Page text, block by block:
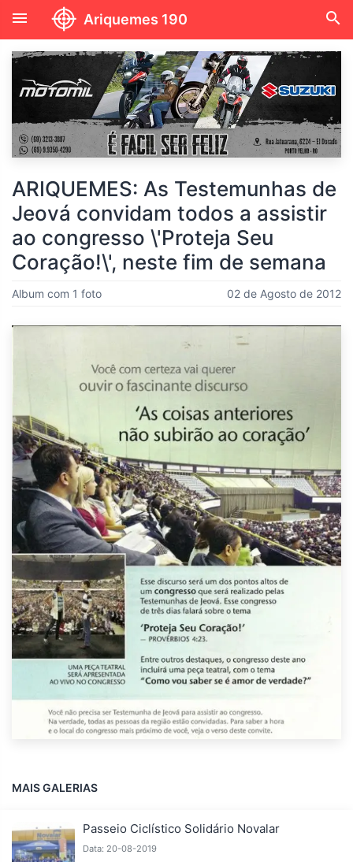
menu Ariquemes 190 search
ARIQUEMES: As Testemunhas de
Jeová convidam todos a assistir
ao congresso \'Proteja Seu
Coração!\', neste fim de semana
Album com 1 foto 02 de Agosto de 2012
MAIS GALERIAS
Passeio Ciclístico Solidário Novalar
Data: 20-08-2019